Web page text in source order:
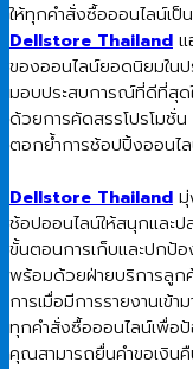
ให้ทุกคำสั่งซื้อออนไลน์เ
Dellstore Thailand
ของออนไลน์ยอดนิยมในป
มอบประสบการณ์ที่ดีที่สุด
ด้วยการคัดสรรโปรโมชั่
ตอกย้ำการช้อปปิ้งออนไ
Dellstore Thailand
ช้อปออนไลน์ให้สนุกและ
ขั้นตอนการเก็บและปกป้
พร้อมด้วยฝ่ายบริการลูก
การเมื่อมีการรายงานเข้า
ทุกคำสั่งซื้อออนไลน์เพื่อ
คุณสามารถยื่นคำขอเงิน